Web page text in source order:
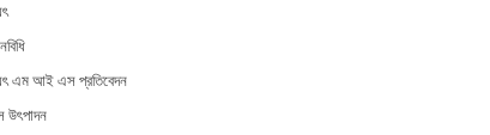
এম আই এস প্রতিবেদন
উৎপাদন